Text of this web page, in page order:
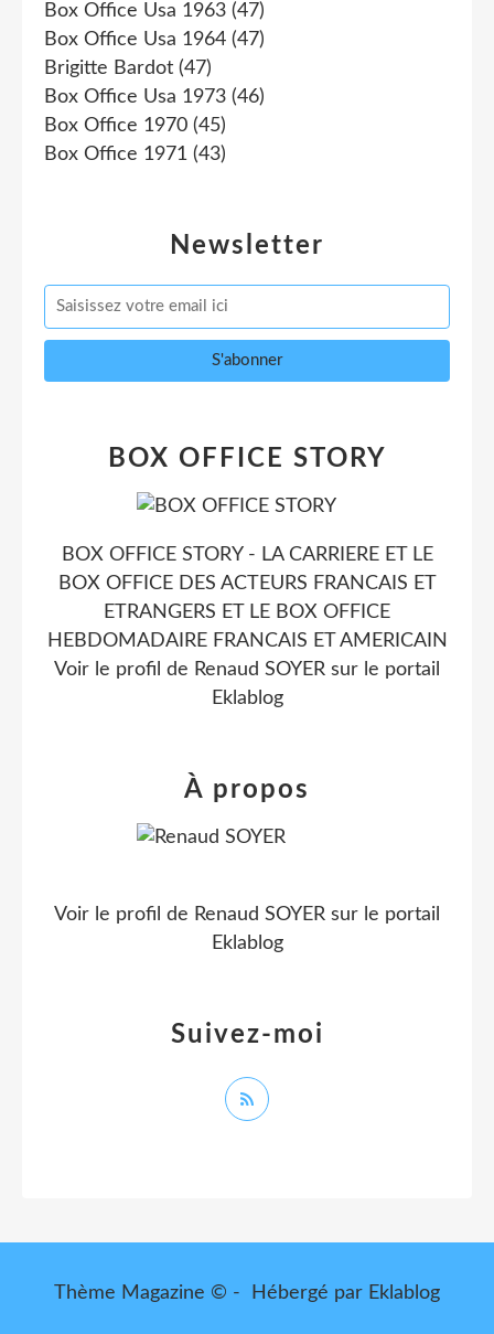
Newsletter
Box Office Usa 1963 (47)
Box Office Usa 1964 (47)
Brigitte Bardot (47)
Box Office Usa 1973 (46)
Box Office 1970 (45)
Box Office 1971 (43)
BOX OFFICE STORY
BOX OFFICE STORY - LA CARRIERE ET LE
BOX OFFICE DES ACTEURS FRANCAIS ET
ETRANGERS ET LE BOX OFFICE
HEBDOMADAIRE FRANCAIS ET AMERICAIN
Voir le profil de Renaud SOYER sur le portail
Eklablog
Suivez-moi
À propos
Voir le profil de Renaud SOYER sur le portail
Eklablog
Thème Magazine © - Hébergé par Eklablog